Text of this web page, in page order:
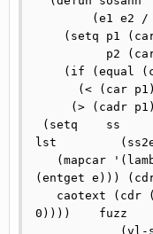
lst	    (ss2ent ss)    lst
(entget e)))
0))))    fuzz